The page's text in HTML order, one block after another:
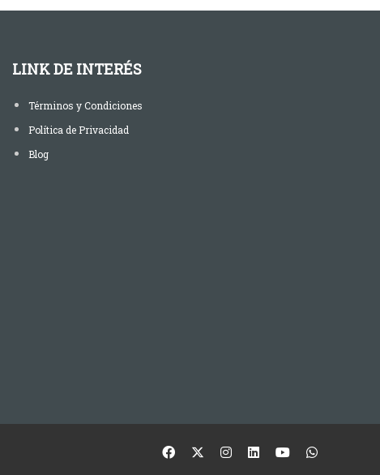
LINK DE INTERÉS
Términos y Condiciones
Política de Privacidad
Blog